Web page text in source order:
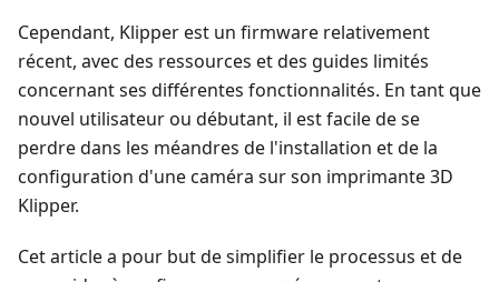
Cependant, Klipper est un firmware relativement
récent, avec des ressources et des guides limités
concernant ses différentes fonctionnalités. En tant que
nouvel utilisateur ou débutant, il est facile de se
perdre dans les méandres de l'installation et de la
configuration d'une caméra sur son imprimante 3D
Klipper.
Cet article a pour but de simplifier le processus et de